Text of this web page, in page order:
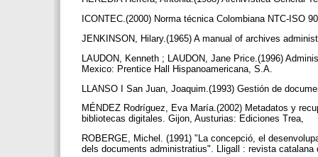
ICONTEC.(2000) Norma técnica Colombiana NTC-ISO
JENKINSON, Hilary.(1965) A manual of archives
LAUDON, Kenneth ; LAUDON, Jane Price.(1996)
Mexico: Prentice Hall Hispanoamericana, S.A.
LLANSO I San Juan, Joaquim.(1993) Gestión de
MÉNDEZ Rodríguez, Eva María.(2002) Metadatos y
bibliotecas digitales. Gijon, Austurias: Ediciones Trea,
ROBERGE, Michel. (1991) "La concepció, el
dels documents administratius". Lligall : revista